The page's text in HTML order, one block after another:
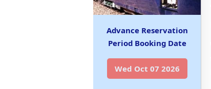
Advance Reservation
Period Booking Date
Wed Oct 07 2026